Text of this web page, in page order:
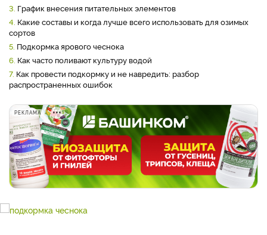
3. График внесения питательных элементов
4. Какие составы и когда лучше всего использовать для озимых
сортов
5. Подкормка ярового чеснока
6. Как часто поливают культуру водой
7. Как провести подкормку и не навредить: разбор
распространенных ошибок
РЕКЛАМА